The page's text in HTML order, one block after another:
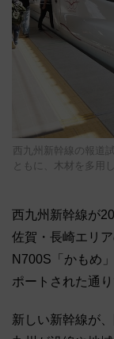
西九州新幹線の報道
ともに、木材を多用
西九州新幹線が
佐賀・長崎エリ
N700S「かもめ
ポートされた通り
新しい新幹線が